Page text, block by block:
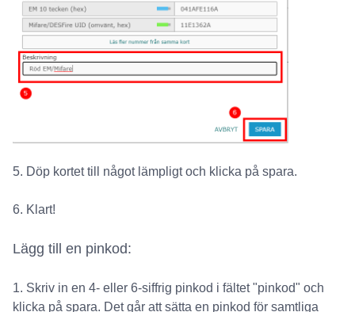
5. Döp kortet till något lämpligt och klicka på spara.
6. Klart!
Lägg till en pinkod:
1. Skriv in en 4- eller 6-siffrig pinkod i fältet "pinkod" och
klicka på spara. Det går att sätta en pinkod för samtliga